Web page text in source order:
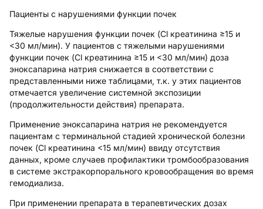
Пациенты с нарушениями функции почек
Тяжелые нарушения функции почек (Cl креатинина ≥15 и
<30 мл/мин). У пациентов с тяжелыми нарушениями
функции почек (Cl креатинина ≥15 и <30 мл/мин) доза
эноксапарина натрия снижается в соответствии с
представленными ниже таблицами, т.к. у этих пациентов
отмечается увеличение системной экспозиции
(продолжительности действия) препарата.
Применение эноксапарина натрия не рекомендуется
пациентам с терминальной стадией хронической болезни
почек (Cl креатинина <15 мл/мин) ввиду отсутствия
данных, кроме случаев профилактики тромбообразования
в системе экстракорпорального кровообращения во время
гемодиализа.
При применении препарата в терапевтических дозах